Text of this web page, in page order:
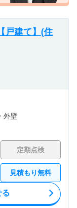
戸建て】(住
外壁
定期点検
見積もり無料
る